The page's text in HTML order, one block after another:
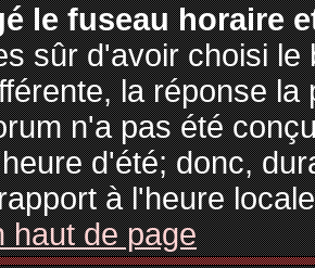
le fuseau horaire
sûr d'avoir choisi
la réponse
n'a pas été
d'été; donc,
à l'heure
haut de page